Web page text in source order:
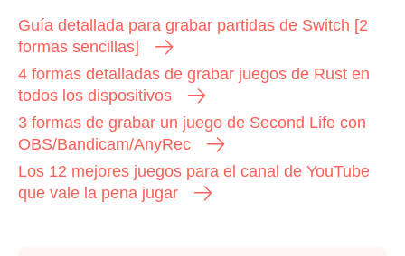
Guía detallada para grabar partidas de Switch [2
formas sencillas]
4 formas detalladas de grabar juegos de Rust en
todos los dispositivos
3 formas de grabar un juego de Second Life con
OBS/Bandicam/AnyRec
Los 12 mejores juegos para el canal de YouTube
que vale la pena jugar